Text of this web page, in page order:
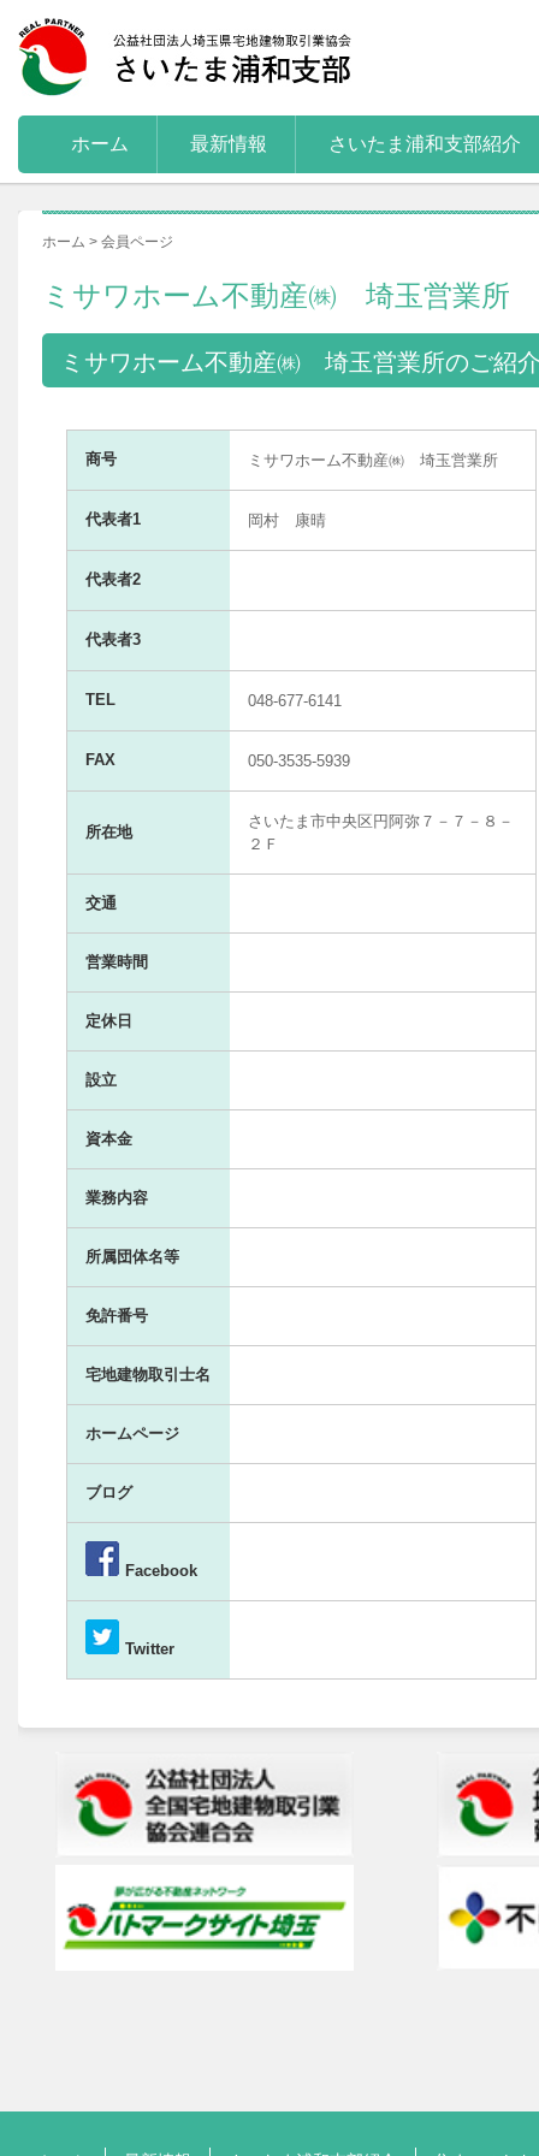
ホーム 最新情報 さいたま浦和支部紹介
ホーム > 会員ページ
ミサワホーム不動産㈱ 埼玉営業所
ミサワホーム不動産㈱ 埼玉営業所のご紹
商号 ミサワホーム不動産㈱ 埼玉営業所
代表者1 岡村 康晴
代表者2
代表者3
TEL 048-677-6141
FAX 050-3535-5939
所在地
さいたま市中央区円阿弥７－７－８－
２Ｆ
交通
営業時間
定休日
設立
資本金
業務内容
所属団体名等
免許番号
宅地建物取引士名
ホームページ
ブログ
Facebook
Twitter